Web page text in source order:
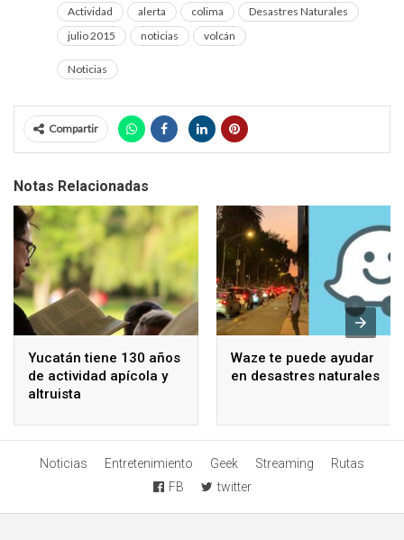
Actividad alerta colima
Desastres Naturales
julio 2015
noticias volcán
Noticias
Compartir
Notas Relacionadas
Yucatán tiene 130 años
de actividad apícola y
altruista
Waze te puede ayudar
en desastres naturales
Noticias Entretenimiento Geek Streaming
Rutas
FB
twitter